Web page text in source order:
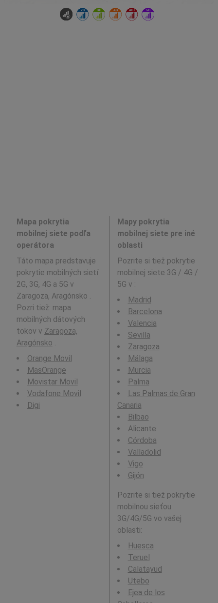
Mapa pokrytia
mobilnej siete podľa
operátora
Táto mapa predstavuje
pokrytie mobilných sietí
2G, 3G, 4G a 5G v
Zaragoza, Aragónsko .
Pozri tiež: mapa
mobilných dátových
tokov v Zaragoza,
Aragónsko
Orange Movil
MasOrange
Movistar Movil
Vodafone Movil
Digi
Mapy pokrytia
mobilnej siete pre iné
oblasti
Pozrite si tiež pokrytie
mobilnej siete 3G / 4G /
5G v :
Madrid
Barcelona
Valencia
Sevilla
Zaragoza
Málaga
Murcia
Palma
Las Palmas de Gran
Canaria
Bilbao
Alicante
Córdoba
Valladolid
Vigo
Gijón
Pozrite si tiež pokrytie
mobilnou sieťou
3G/4G/5G vo vašej
oblasti:
Huesca
Teruel
Calatayud
Utebo
Ejea de los